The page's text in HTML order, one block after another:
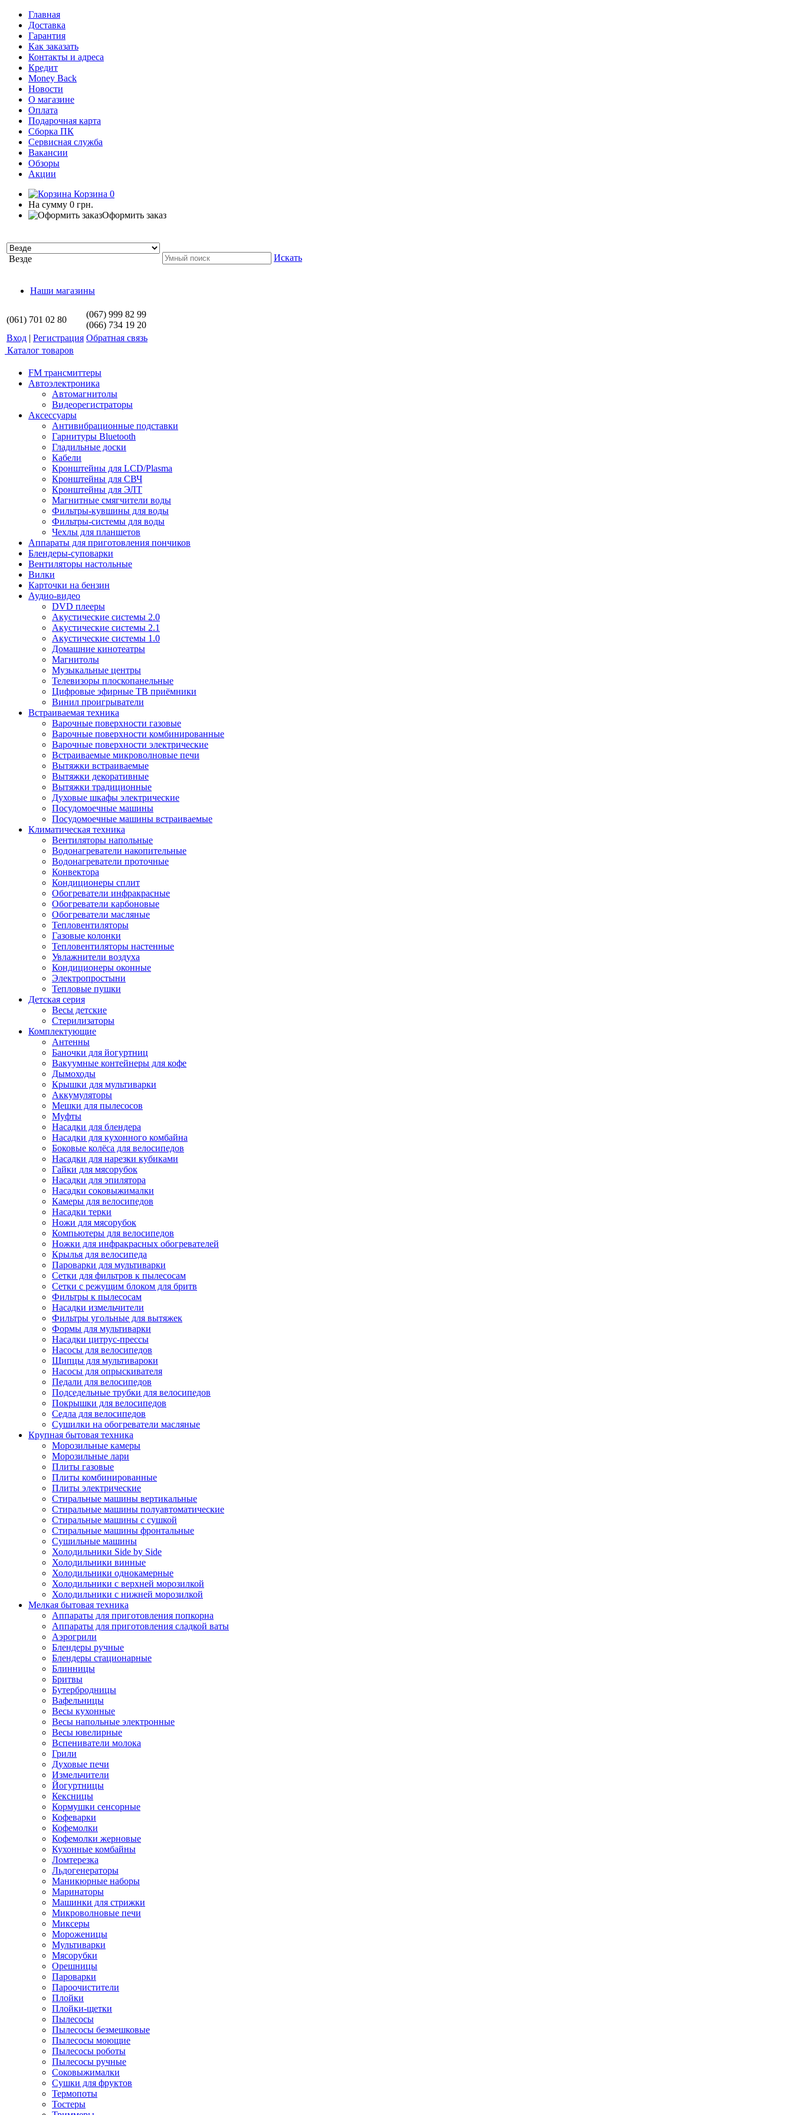
Главная
Доставка
Гарантия
Как заказать
Контакты и адреса
Кредит
Money Back
Новости
О магазине
Оплата
Подарочная карта
Сборка ПК
Сервисная служба
Вакансии
Обзоры
Акции
Корзина 0
На сумму 0 грн.
Оформить заказ
Везде Искать
Наши магазины
(061) 701 02 80
(067) 999 82 99
(066) 734 19 20
Вход | Регистрация Обратная связь
Каталог товаров
FM трансмиттеры
Автоэлектроника
Автомагнитолы
Видеорегистраторы
Аксессуары
Антивибрационные подставки
Гарнитуры Bluetooth
Гладильные доски
Кабели
Кронштейны для LCD/Plasma
Кронштейны для СВЧ
Кронштейны для ЭЛТ
Магнитные смягчители воды
Фильтры-кувшины для воды
Фильтры-системы для воды
Чехлы для планшетов
Аппараты для приготовления пончиков
Блендеры-суповарки
Вентиляторы настольные
Вилки
Карточки на бензин
Аудио-видео
DVD плееры
Акустические системы 2.0
Акустические системы 2.1
Акустические системы 1.0
Домашние кинотеатры
Магнитолы
Музыкальные центры
Телевизоры плоскопанельные
Цифровые эфирные ТВ приёмники
Винил проигрыватели
Встраиваемая техника
Варочные поверхности газовые
Варочные поверхности комбинированные
Варочные поверхности электрические
Встраиваемые микроволновые печи
Вытяжки встраиваемые
Вытяжки декоративные
Вытяжки традиционные
Духовые шкафы электрические
Посудомоечные машины
Посудомоечные машины встраиваемые
Климатическая техника
Вентиляторы напольные
Водонагреватели накопительные
Водонагреватели проточные
Конвектора
Кондиционеры сплит
Обогреватели инфракрасные
Обогреватели карбоновые
Обогреватели масляные
Тепловентиляторы
Газовые колонки
Тепловентиляторы настенные
Увлажнители воздуха
Кондиционеры оконные
Электропростыни
Тепловые пушки
Детская серия
Весы детские
Стерилизаторы
Комплектующие
Антенны
Баночки для йогуртниц
Вакуумные контейнеры для кофе
Дымоходы
Крышки для мультиварки
Аккумуляторы
Мешки для пылесосов
Муфты
Насадки для блендера
Насадки для кухонного комбайна
Боковые колёса для велосипедов
Насадки для нарезки кубиками
Гайки для мясорубок
Насадки для эпилятора
Насадки соковыжималки
Камеры для велосипедов
Насадки терки
Ножи для мясорубок
Компьютеры для велосипедов
Ножки для инфракрасных обогревателей
Крылья для велосипеда
Пароварки для мультиварки
Сетки для фильтров к пылесосам
Сетки с режущим блоком для бритв
Фильтры к пылесосам
Насадки измельчители
Фильтры угольные для вытяжек
Формы для мультиварки
Насадки цитрус-прессы
Насосы для велосипедов
Щипцы для мультивароки
Насосы для опрыскивателя
Педали для велосипедов
Подседельные трубки для велосипедов
Покрышки для велосипедов
Седла для велосипедов
Сушилки на обогреватели масляные
Крупная бытовая техника
Морозильные камеры
Морозильные лари
Плиты газовые
Плиты комбинированные
Плиты электрические
Стиральные машины вертикальные
Стиральные машины полуавтоматические
Стиральные машины с сушкой
Стиральные машины фронтальные
Сушильные машины
Холодильники Side by Side
Холодильники винные
Холодильники однокамерные
Холодильники с верхней морозилкой
Холодильники с нижней морозилкой
Мелкая бытовая техника
Аппараты для приготовления попкорна
Аппараты для приготовления сладкой ваты
Аэрогрили
Блендеры ручные
Блендеры стационарные
Блинницы
Бритвы
Бутербродницы
Вафельницы
Весы кухонные
Весы напольные электронные
Весы ювелирные
Вспениватели молока
Грили
Духовые печи
Измельчители
Йогуртницы
Кексницы
Кормушки сенсорные
Кофеварки
Кофемолки
Кофемолки жерновые
Кухонные комбайны
Ломтерезка
Льдогенераторы
Маникюрные наборы
Маринаторы
Машинки для стрижки
Микроволновые печи
Миксеры
Мороженицы
Мультиварки
Мясорубки
Орешницы
Пароварки
Пароочистители
Плойки
Плойки-щетки
Пылесосы
Пылесосы безмешковые
Пылесосы моющие
Пылесосы роботы
Пылесосы ручные
Соковыжималки
Сушки для фруктов
Термопоты
Тостеры